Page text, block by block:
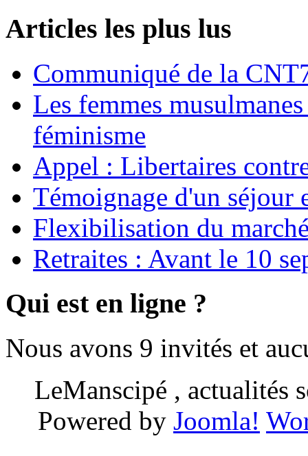
Articles les plus lus
Communiqué de la
Les femmes
féminisme
Appel : Libertaires
Témoignage d'un séjour
Flexibilisation du
Retraites : Avant le 10
Qui est en ligne ?
Nous avons 9 invités et
LeManscipé , actualités
Powered by Joomla!